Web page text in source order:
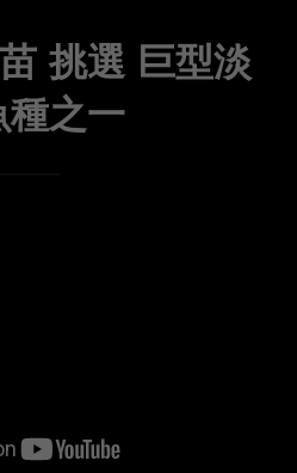
挑選 巨型淡
種之一